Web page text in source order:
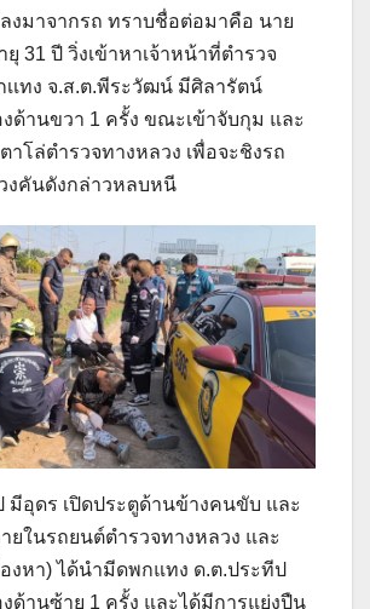
งมาจากรถ ทราบชื่อต่อมาคือ นาย
31 ปี วิ่งเข้าหาเจ้าหน้าที่ตำรวจ
เทง จ.ส.ต.พีระวัฒน์ มีศิลารัตน์
ด้านขวา 1 ครั้ง ขณะเข้าจับกุม และ
าโล่ตำรวจทางหลวง เพื่อจะชิงรถ
งคันดังกล่าวหลบหนี
มีอุดร เปิดประตูด้านข้างคนขับ และ
ยในรถยนต์ตำรวจทางหลวง และ
งหา) ได้นำมีดพกแทง ด.ต.ประทีป
ด้านซ้าย 1 ครั้ง และได้มีการแย่งปืน